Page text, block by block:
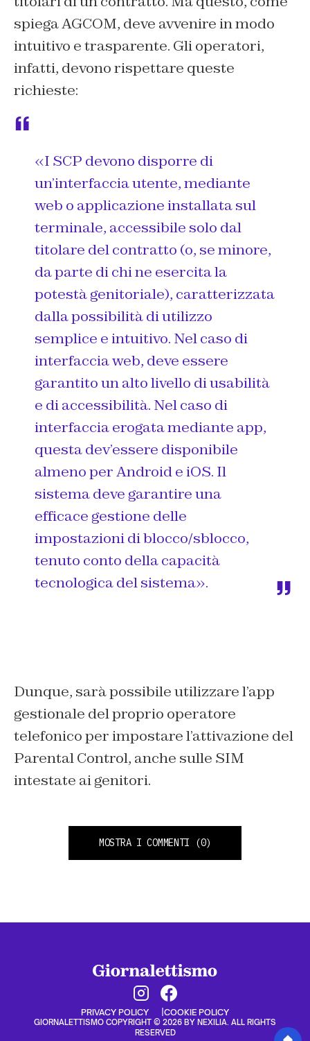
spiega AGCOM, deve avvenire in modo
intuitivo e trasparente. Gli operatori,
infatti, devono rispettare queste
richieste:
«I SCP devono disporre di
un’interfaccia utente, mediante
web o applicazione installata sul
terminale, accessibile solo dal
titolare del contratto (o, se minore,
da parte di chi ne esercita la
potestà genitoriale), caratterizzata
dalla possibilità di utilizzo
semplice e intuitivo. Nel caso di
interfaccia web, deve essere
garantito un alto livello di usabilità
e di accessibilità. Nel caso di
interfaccia erogata mediante app,
questa dev’essere disponibile
almeno per Android e iOS. Il
sistema deve garantire una
efficace gestione delle
impostazioni di blocco/sblocco,
tenuto conto della capacità
tecnologica del sistema».
Dunque, sarà possibile utilizzare l’app
gestionale del proprio operatore
telefonico per impostare l’attivazione del
Parental Control, anche sulle SIM
intestate ai genitori.
MOSTRA I COMMENTI (0)
PRIVACY POLICY COOKIE POLICY
GIORNALETTISMO COPYRIGHT © 2026 BY NEXILIA. ALL RIGHTS
RESERVED